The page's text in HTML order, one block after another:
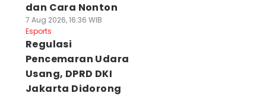
dan Cara Nonton
7 Aug 2026, 16:36 WIB
Esports
Regulasi
Pencemaran Udara
Usang, DPRD DKI
Jakarta Didorong